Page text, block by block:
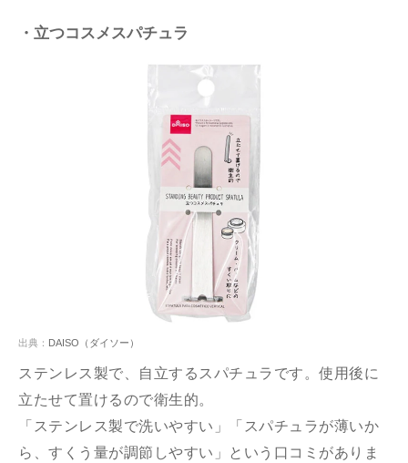
・立つコスメスパチュラ
出典： DAISO（ダイソー）
ステンレス製で、自立するスパチュラです。使用後に
立たせて置けるので衛生的。
「ステンレス製で洗いやすい」「スパチュラが薄いか
ら、すくう量が調節しやすい」という口コミがありま